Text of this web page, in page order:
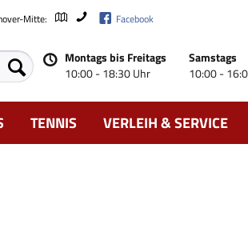
Mitte: Facebook
Montags bis Freitags
10:00 - 18:30 Uhr
Samstags
10:00 -
TENNIS VERLEIH & SERVICE